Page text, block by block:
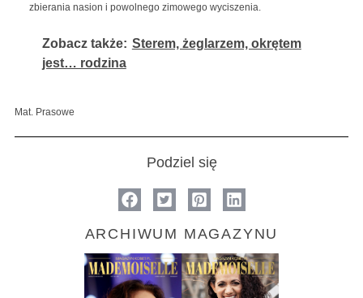
zbierania nasion i powolnego zimowego wyciszenia.
Zobacz także: Sterem, żeglarzem, okrętem
jest… rodzina
Mat. Prasowe
Podziel się
ARCHIWUM MAGAZYNU